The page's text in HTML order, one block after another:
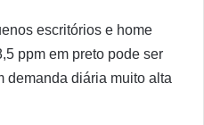
escritórios e home
ppm em preto pode ser
demanda diária muito alta